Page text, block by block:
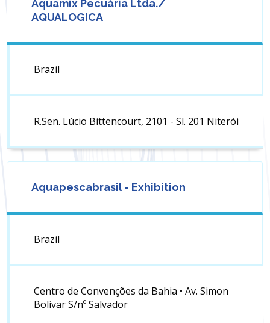
Aquamix Pecuária Ltda./
AQUALOGICA
Brazil
R.Sen. Lúcio Bittencourt, 2101 - Sl. 201 Niterói
Aquapescabrasil - Exhibition
Brazil
Centro de Convenções da Bahia • Av. Simon
Bolivar S/nº Salvador